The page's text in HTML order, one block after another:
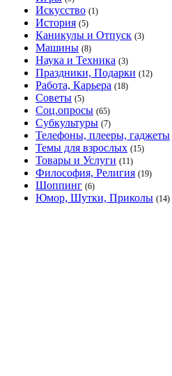
Искусство (1)
История (5)
Каникулы и Отпуск (3)
Машины (8)
Наука и Техника (3)
Праздники, Подарки (12)
Работа, Карьера (18)
Советы (5)
Соц.опросы (65)
Субкультуры (7)
Телефоны, плееры, гаджеты
Темы для взрослых (15)
Товары и Услуги (11)
Философия, Религия (19)
Шоппинг (6)
Юмор, Шутки, Приколы (14)